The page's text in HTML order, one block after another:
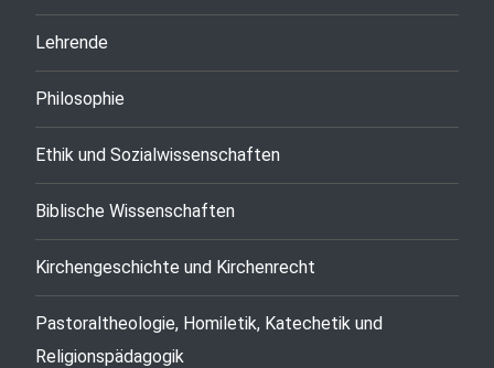
Lehrende
Philosophie
Ethik und Sozialwissenschaften
Biblische Wissenschaften
Kirchengeschichte und Kirchenrecht
Pastoraltheologie, Homiletik, Katechetik und
Religionspädagogik